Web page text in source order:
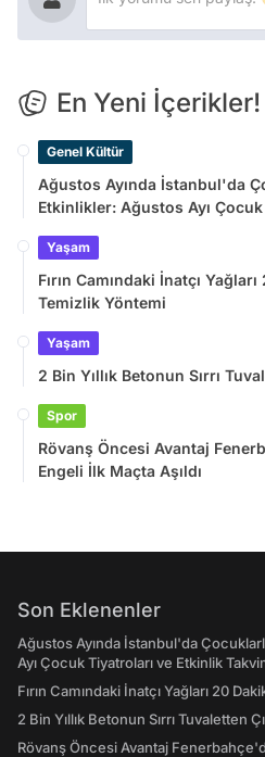
En Yeni İçerikler!
Genel Kültür
Ağustos Ayında İstanbul'da
Etkinlikler: Ağustos Ayı
Yaşam
Fırın Camındaki İnatçı
Temizlik Yöntemi
Yaşam
2 Bin Yıllık Betonun Sırrı
Spor
Rövanş Öncesi Avantaj
Engeli İlk Maçta Aşıldı
Son Eklenenler
Ağustos Ayında İstanbul'da
Ayı Çocuk Tiyatroları ve Etkinlik
Fırın Camındaki İnatçı Yağları 20
2 Bin Yıllık Betonun Sırrı Tuvaletten
Rövanş Öncesi Avantaj